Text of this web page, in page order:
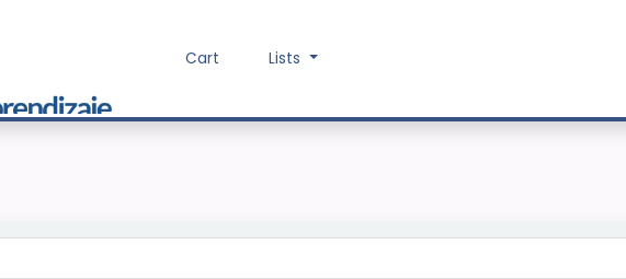
Cart Lists